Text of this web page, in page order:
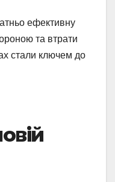
ефективну
та втрати
стали ключем до